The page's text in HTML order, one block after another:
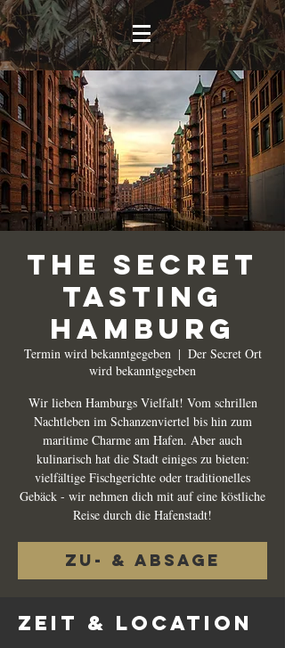
The Secret
Tasting
Hamburg
Termin wird bekanntgegeben
  |
Der Secret Ort
wird bekanntgegeben
Wir lieben Hamburgs Vielfalt! Vom schrillen
Nachtleben im Schanzenviertel bis hin zum
maritime Charme am Hafen. Aber auch
kulinarisch hat die Stadt einiges zu bieten:
vielfältige Fischgerichte oder traditionelles
Gebäck - wir nehmen dich mit auf eine köstliche
Reise durch die Hafenstadt!
Zu- & Absage
Zeit & Location